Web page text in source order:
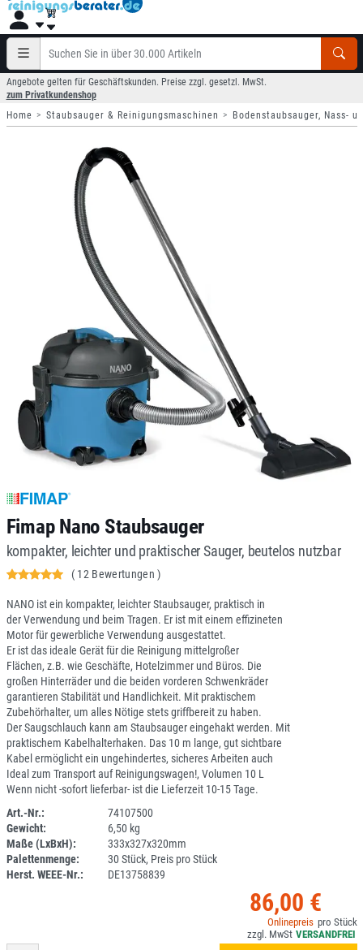
Angebote gelten für Geschäftskunden. Preise zzgl. gesetzl. MwSt.
zum Privatkundenshop
Home
Staubsauger & Reinigungsmaschinen Bodenstaubsauger, Nass-
Fimap Nano Staubsauger
kompakter, leichter und praktischer Sauger, beutelos nutzbar
( 12 Bewertungen )
NANO ist ein kompakter, leichter Staubsauger, praktisch in
der Verwendung und beim Tragen. Er ist mit einem effizineten
Motor für gewerbliche Verwendung ausgestattet.
Er ist das ideale Gerät für die Reinigung mittelgroßer
Flächen, z.B. wie Geschäfte, Hotelzimmer und Büros. Die
großen Hinterräder und die beiden vorderen Schwenkräder
garantieren Stabilität und Handlichkeit. Mit praktischem
Zubehörhalter, um alles Nötige stets griffbereit zu haben.
Der Saugschlauch kann am Staubsauger eingehakt werden. Mit
praktischem Kabelhalterhaken. Das 10 m lange, gut sichtbare
Kabel ermöglicht ein ungehindertes, sicheres Arbeiten auch
Ideal zum Transport auf Reinigungswagen!, Volumen 10 L
Wenn nicht -sofort lieferbar- ist die Lieferzeit 10-15 Tage.
Art.-Nr.:
74107500
Gewicht:
6,50 kg
Maße (LxBxH):
333x327x320mm
Palettenmenge:
30 Stück, Preis pro Stück
Herst. WEEE-Nr.:
DE13758839
86,00 €